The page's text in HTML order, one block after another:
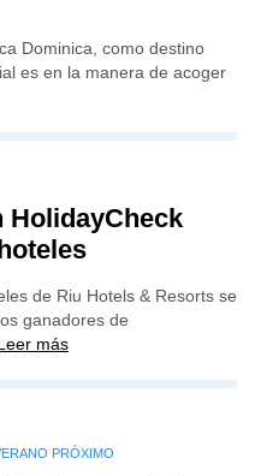
Dominica, como destino
es en la manera de acoger
HolidayCheck
de Riu Hotels & Resorts se
ganadores de
más
PRÓXIMO